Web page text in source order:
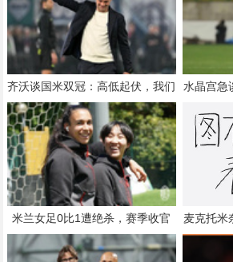
齐沃谈国米双冠：高低起伏，我们
需要平衡
水晶宫急
米兰女足0比1遭绝杀，赛季收官
留遗憾
麦克托米